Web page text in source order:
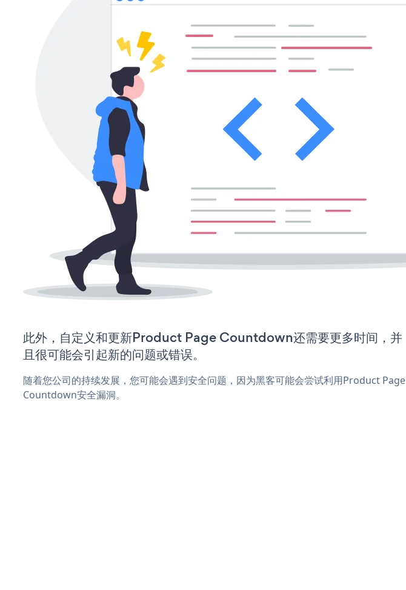
此外，自定义和更新Product Page Countdown还需要更多时间，并
且很可能会引起新的问题或错误。
随着您公司的持续发展，您可能会遇到安全问题，因为黑客可能会尝试利用Product Page
Countdown安全漏洞。